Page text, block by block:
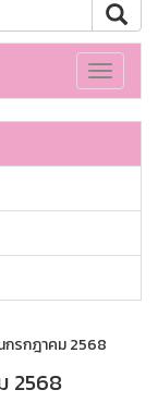
Toggle
กรกฎาคม 2568
2568